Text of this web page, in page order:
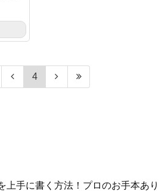
4
上手に書く方法！プロのお手本あり